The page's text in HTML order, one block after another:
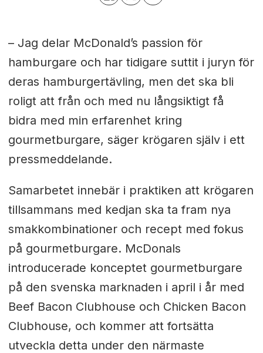
– Jag delar McDonald’s passion för
hamburgare och har tidigare suttit i juryn för
deras hamburgertävling, men det ska bli
roligt att från och med nu långsiktigt få
bidra med min erfarenhet kring
gourmetburgare, säger krögaren själv i ett
pressmeddelande.
Samarbetet innebär i praktiken att krögaren
tillsammans med kedjan ska ta fram nya
smakkombinationer och recept med fokus
på gourmetburgare. McDonals
introducerade konceptet gourmetburgare
på den svenska marknaden i april i år med
Beef Bacon Clubhouse och Chicken Bacon
Clubhouse, och kommer att fortsätta
utveckla detta under den närmaste